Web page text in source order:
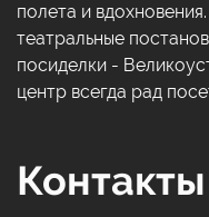
полета и
театральные
посиделки -
центр всегда рад
Контакты